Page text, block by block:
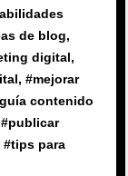
de blog,
digital,
, #mejorar
contenido
publicar
#tips para